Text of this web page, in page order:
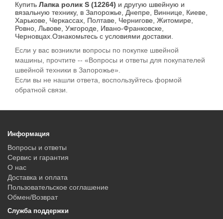
Купить Лапка ролик S (12264) и другую швейную и
вязальную технику, в Запорожье, Днепре, Виннице, Киеве,
Харькове, Черкассах, Полтаве, Чернигове, Житомире,
Ровно, Львове, Ужгороде, Ивано-Франковске,
Черновцах.Ознакомьтесь с условиями доставки.
Если у вас возникли вопросы по покупке швейной
машины, прочтите -- «Вопросы и ответы для покупателей
швейной техники в Запорожье».
Если вы не нашли ответа, воспользуйтесь формой
обратной связи.
Информация
Вопросы и ответы
Сервис и гарантия
О нас
Доставка и оплата
Пользовательское соглашение
Обмен/Возврат
Служба поддержки